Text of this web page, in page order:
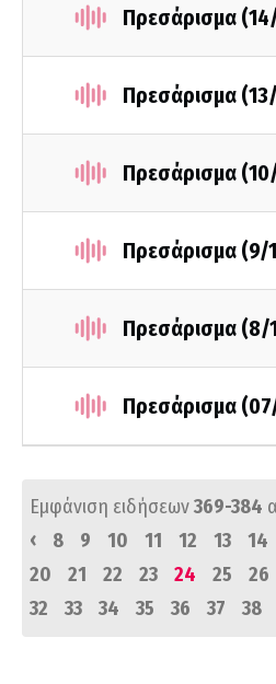
Πρεσάρισμα
Πρεσάρισμα
Πρεσάρισμα
Πρεσάρισμα (9/
Πρεσάρισμα (8/
Πρεσάρισμα
Εμφάνιση ειδήσεων369-384
‹
8 9 10 11 12 13 14
20
21 22 23 24 25 26
32
33 34 35 36 37 38